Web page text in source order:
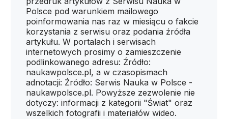
Polsce pod warunkiem mailowego
poinformowania nas raz w miesiącu o fakcie
korzystania z serwisu oraz podania źródła
artykułu. W portalach i serwisach
internetowych prosimy o zamieszczenie
podlinkowanego adresu: Źródło:
naukawpolsce.pl, a w czasopismach
adnotacji: Źródło: Serwis Nauka w Polsce -
naukawpolsce.pl. Powyższe zezwolenie nie
dotyczy: informacji z kategorii "Świat" oraz
wszelkich fotografii i materiałów wideo.